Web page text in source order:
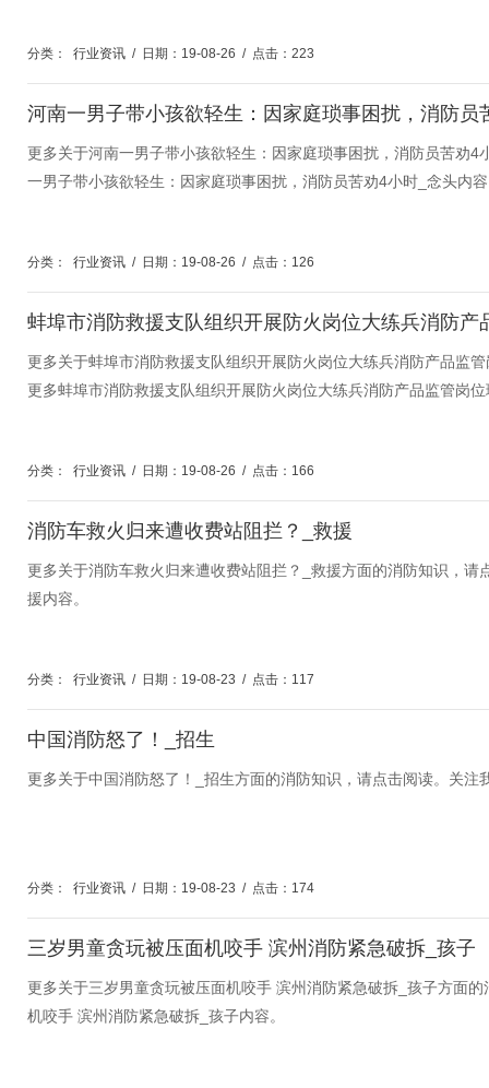
分类： 行业资讯 / 日期：19-08-26 / 点击：223
更多关于河南一男子带小孩欲轻生：因家庭琐事困扰，消防员苦劝
一男子带小孩欲轻生：因家庭琐事困扰，消防员苦劝4小时_念头内
分类： 行业资讯 / 日期：19-08-26 / 点击：126
更多关于蚌埠市消防救援支队组织开展防火岗位大练兵消防产品监
更多蚌埠市消防救援支队组织开展防火岗位大练兵消防产品监管岗
分类： 行业资讯 / 日期：19-08-26 / 点击：166
消防车救火归来遭收费站阻拦？_救援
更多关于消防车救火归来遭收费站阻拦？_救援方面的消防知识，
援内容。
分类： 行业资讯 / 日期：19-08-23 / 点击：117
中国消防怒了！_招生
更多关于中国消防怒了！_招生方面的消防知识，请点击阅读。关注
分类： 行业资讯 / 日期：19-08-23 / 点击：174
三岁男童贪玩被压面机咬手 滨州消防紧急破拆_孩子
更多关于三岁男童贪玩被压面机咬手 滨州消防紧急破拆_孩子方面
机咬手 滨州消防紧急破拆_孩子内容。